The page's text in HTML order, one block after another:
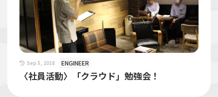
Sep 5, 2018 ENGINEER
〈社員活動〉「クラウド」勉強会！